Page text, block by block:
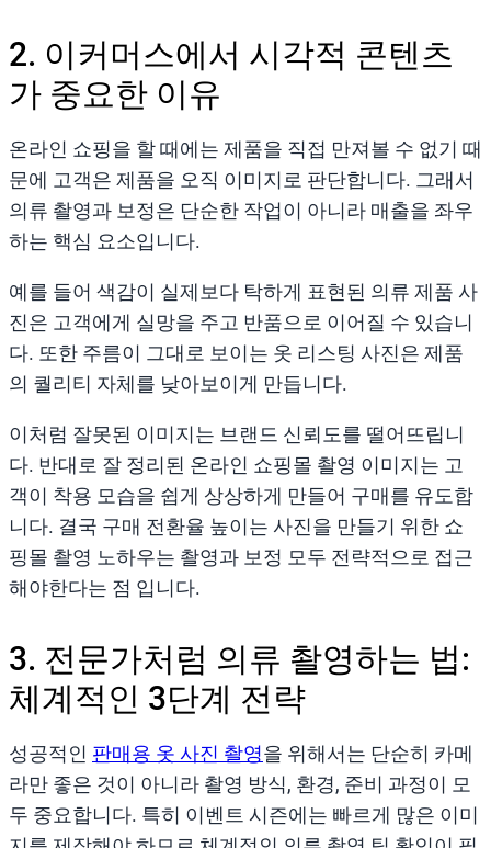
2. 이커머스에서 시각적 콘텐츠
가 중요한 이유
온라인 쇼핑을 할 때에는 제품을 직접 만져볼 수 없기 때
문에 고객은 제품을 오직 이미지로 판단합니다. 그래서
의류 촬영과 보정은 단순한 작업이 아니라 매출을 좌우
하는 핵심 요소입니다.
예를 들어 색감이 실제보다 탁하게 표현된 의류 제품 사
진은 고객에게 실망을 주고 반품으로 이어질 수 있습니
다. 또한 주름이 그대로 보이는 옷 리스팅 사진은 제품
의 퀄리티 자체를 낮아보이게 만듭니다.
이처럼 잘못된 이미지는 브랜드 신뢰도를 떨어뜨립니
다. 반대로 잘 정리된 온라인 쇼핑몰 촬영 이미지는 고
객이 착용 모습을 쉽게 상상하게 만들어 구매를 유도합
니다. 결국 구매 전환율 높이는 사진을 만들기 위한 쇼
핑몰 촬영 노하우는 촬영과 보정 모두 전략적으로 접근
해야한다는 점 입니다.
3. 전문가처럼 의류 촬영하는 법:
체계적인 3단계 전략
성공적인 판매용 옷 사진 촬영을 위해서는 단순히 카메
라만 좋은 것이 아니라 촬영 방식, 환경, 준비 과정이 모
두 중요합니다. 특히 이벤트 시즌에는 빠르게 많은 이미